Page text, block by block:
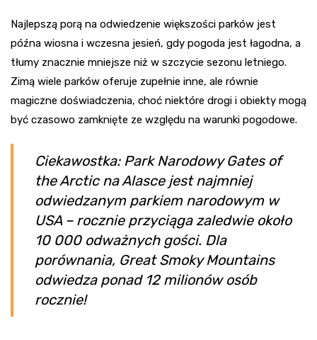
Najlepszą porą na odwiedzenie większości parków jest
późna wiosna i wczesna jesień, gdy pogoda jest łagodna, a
tłumy znacznie mniejsze niż w szczycie sezonu letniego.
Zimą wiele parków oferuje zupełnie inne, ale równie
magiczne doświadczenia, choć niektóre drogi i obiekty mogą
być czasowo zamknięte ze względu na warunki pogodowe.
Ciekawostka: Park Narodowy Gates of
the Arctic na Alasce jest najmniej
odwiedzanym parkiem narodowym w
USA – rocznie przyciąga zaledwie około
10 000 odważnych gości. Dla
porównania, Great Smoky Mountains
odwiedza ponad 12 milionów osób
rocznie!